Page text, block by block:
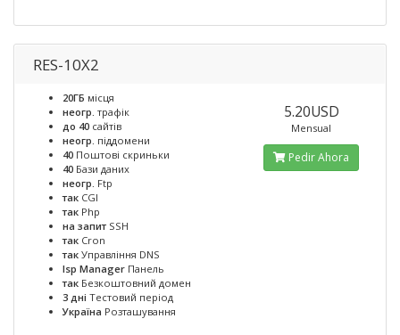
RES-10X2
20ГБ місця
неогр. трафік
до 40 сайтів
неогр. піддомени
40 Поштові скриньки
40 Бази даних
неогр. Ftp
так CGI
так Php
на запит SSH
так Cron
так Управління DNS
Isp Manager Панель
так Безкоштовний домен
3 дні Тестовий період
Україна Розташування
5.20USD
Mensual
Pedir Ahora